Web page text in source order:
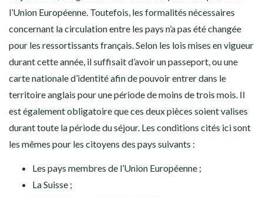
l’Union Européenne. Toutefois, les formalités nécessaires
concernant la circulation entre les pays n’a pas été changée
pour les ressortissants français. Selon les lois mises en vigueur
durant cette année, il suffisait d’avoir un passeport, ou une
carte nationale d’identité afin de pouvoir entrer dans le
territoire anglais pour une période de moins de trois mois. Il
est également obligatoire que ces deux pièces soient valises
durant toute la période du séjour. Les conditions cités ici sont
les mêmes pour les citoyens des pays suivants :
Les pays membres de l’Union Européenne ;
La Suisse ;